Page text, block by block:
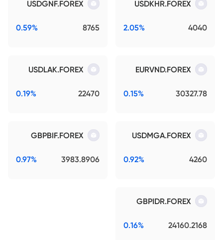
USDKHR.FOREX
4040
2.05%
USDGNF.FOREX
8765
0.59%
EURVND.FOREX
30327.78
0.15%
USDLAK.FOREX
22470
0.19%
USDMGA.FOREX
4260
0.92%
GBPBIF.FOREX
3983.8906
0.97%
GBPIDR.FOREX
24160.2168
0.16%